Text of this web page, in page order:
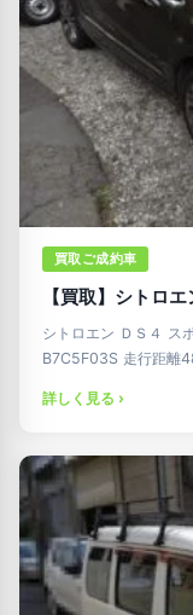
買取ご成約車
【買取】シトロ
シトロエン ＤＳ４ ス
B7C5F03S 走行距離
詳しく見る ›